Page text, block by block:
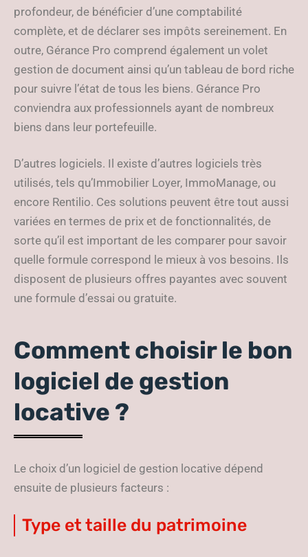
profondeur, de bénéficier d’une comptabilité
complète, et de déclarer ses impôts sereinement. En
outre, Gérance Pro comprend également un volet
gestion de document ainsi qu’un tableau de bord riche
pour suivre l’état de tous les biens. Gérance Pro
conviendra aux professionnels ayant de nombreux
biens dans leur portefeuille.
D’autres logiciels. Il existe d’autres logiciels très
utilisés, tels qu’Immobilier Loyer, ImmoManage, ou
encore Rentilio. Ces solutions peuvent être tout aussi
variées en termes de prix et de fonctionnalités, de
sorte qu’il est important de les comparer pour savoir
quelle formule correspond le mieux à vos besoins. Ils
disposent de plusieurs offres payantes avec souvent
une formule d’essai ou gratuite.
Comment choisir le bon
logiciel de gestion
locative ?
Le choix d’un logiciel de gestion locative dépend
ensuite de plusieurs facteurs :
Type et taille du patrimoine